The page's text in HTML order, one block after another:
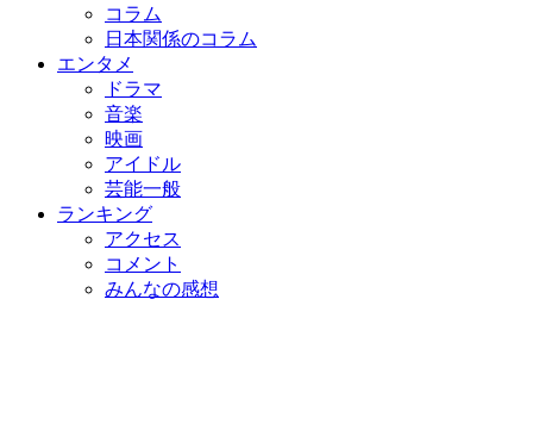
コラム
日本関係のコラム
エンタメ
ドラマ
音楽
映画
アイドル
芸能一般
ランキング
アクセス
コメント
みんなの感想